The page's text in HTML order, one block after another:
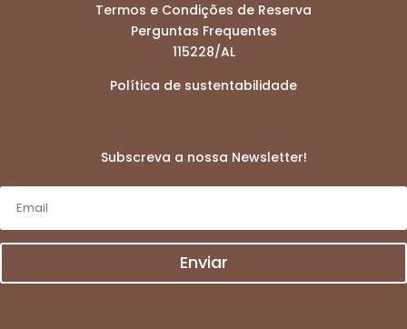
Termos e Condições de Reserva
Perguntas Frequentes
115228/AL
Política de sustentabilidade
Subscreva a nossa Newsletter!
Enviar